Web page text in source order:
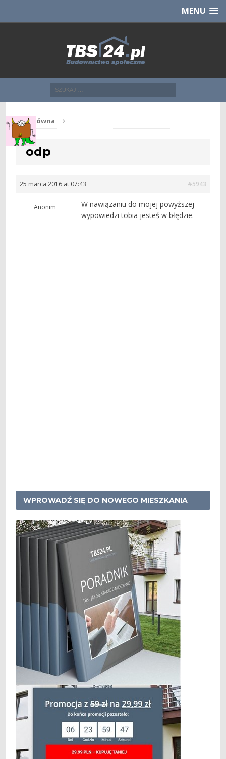
CHCĘ [klik]MENU
Str. główna
odp
25 marca 2016 at 07:43 #5943
Anonim
W nawiązaniu do mojej powyższej
wypowiedzi tobia jesteś w błędzie.
WPROWADŹ SIĘ DO NOWEGO MIESZKANIA